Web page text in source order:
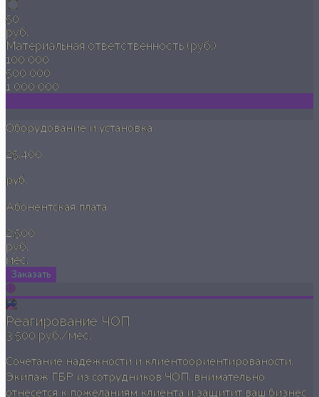
50
руб.
Материальная ответственность (руб.)
100 000
500 000
1 000 000
Оборудование и установка
25,400
руб.
Абонентская плата
2,500
руб.
мес.
Заказать
Реагирование ЧОП
3 500 руб./мес.
Сочетание надежности и клиентоориентированости.
Экипаж ГБР из сотрудников ЧОП, внимательно
отнесется к пожеланиям клиента и защитит ваш бизнес